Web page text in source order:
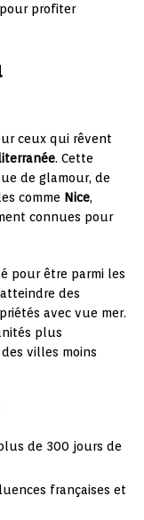
profiter
ceux qui rêvent
. Cette
de glamour, de
comme Nice,
connues pour
pour être parmi les
des
avec vue mer.
plus
villes moins
de 300 jours de
françaises et